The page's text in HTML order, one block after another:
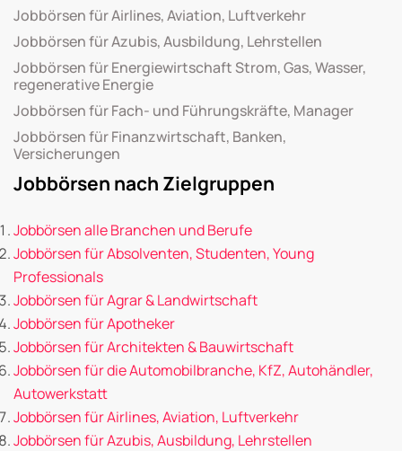
Jobbörsen für Airlines, Aviation, Luftverkehr
Jobbörsen für Azubis, Ausbildung, Lehrstellen
Jobbörsen für Energiewirtschaft Strom, Gas, Wasser,
regenerative Energie
Jobbörsen für Fach- und Führungskräfte, Manager
Jobbörsen für Finanzwirtschaft, Banken,
Versicherungen
Jobbörsen nach Zielgruppen
Jobbörsen alle Branchen und Berufe
Jobbörsen für Absolventen, Studenten, Young
Professionals
Jobbörsen für Agrar & Landwirtschaft
Jobbörsen für Apotheker
Jobbörsen für Architekten & Bauwirtschaft
Jobbörsen für die Automobilbranche, KfZ, Autohändler,
Autowerkstatt
Jobbörsen für Airlines, Aviation, Luftverkehr
Jobbörsen für Azubis, Ausbildung, Lehrstellen